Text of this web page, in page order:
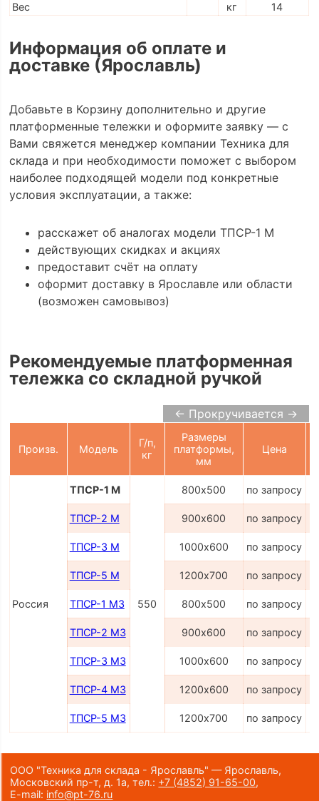
Вес
кг 14
Информация об оплате и
доставке (Ярославль)
Добавьте в Корзину дополнительно и другие
платформенные тележки и оформите заявку — с
Вами свяжется менеджер компании Техника для
склада и при необходимости поможет с выбором
наиболее подходящей модели под конкретные
условия эксплуатации, а также:
расскажет об аналогах модели ТПСР-1 М
действующих скидках и акциях
предоставит счёт на оплату
оформит доставку в Ярославле или области
(возможен самовывоз)
Рекомендуемые платформенная
тележка со складной ручкой
← Прокручивается →
Произв. Модель
Г/п,
кг
Размеры
платформы,
мм
Цена
Россия
ТПСР-1 М
550
800х500 по запросу
ТПСР-2 М 900х600 по запросу
ТПСР-3 М 1000х600 по запросу
ТПСР-5 М 1200х700 по запросу
ТПСР-1 МЗ 800х500 по запросу
ТПСР-2 МЗ 900х600 по запросу
ТПСР-3 МЗ 1000х600 по запросу
ТПСР-4 МЗ 1200х600 по запросу
ТПСР-5 МЗ 1200х700 по запросу
ООО "Техника для склада - Ярославль" — Ярославль,
Московский пр-т, д. 1а,тел.: +7 (4852) 91-65-00,
E-mail: info@pt-76.ru